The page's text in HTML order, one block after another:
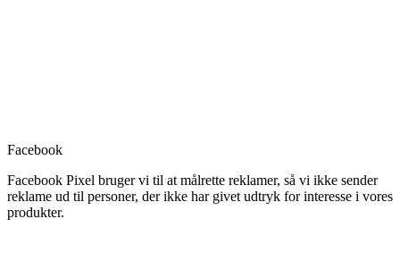
Facebook
Facebook Pixel bruger vi til at målrette reklamer, så vi ikke sender
reklame ud til personer, der ikke har givet udtryk for interesse i vores
produkter.